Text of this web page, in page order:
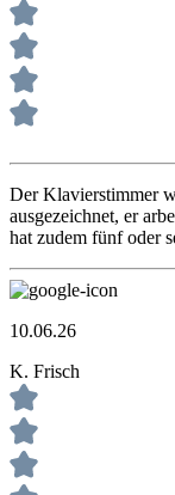
Der Klavierstimmer
ausgezeichnet, er
hat zudem fünf oder
10.06.26
K. Frisch